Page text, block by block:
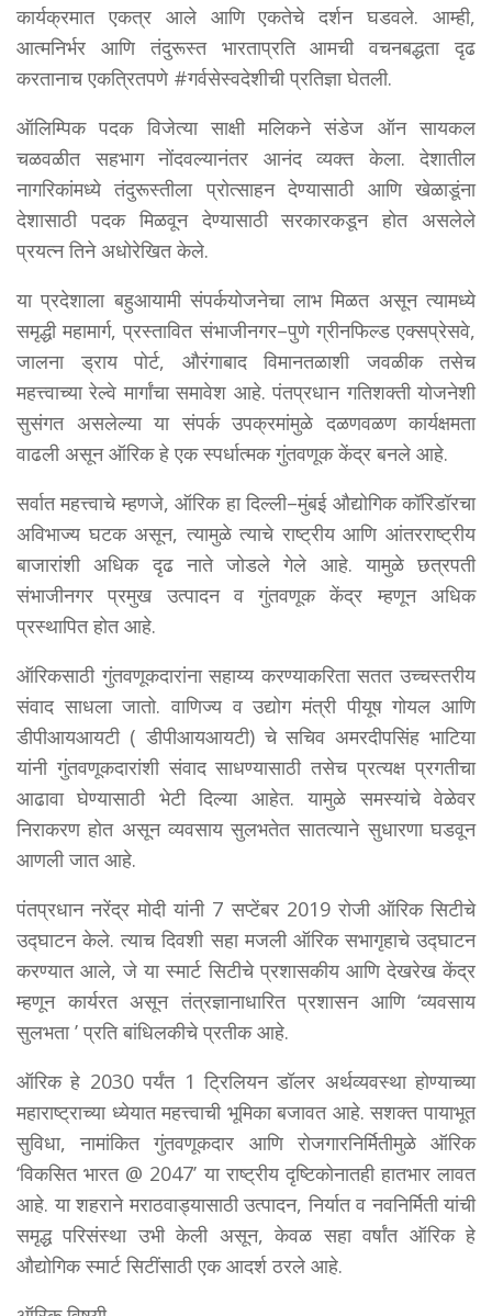
कार्यक्रमात एकत्र आले आणि एकतेचे दर्शन घडवले. आम्ही,
आत्मनिर्भर आणि तंदुरूस्त भारताप्रति आमची वचनबद्धता दृढ
करतानाच एकत्रितपणे #गर्वसेस्वदेशीची प्रतिज्ञा घेतली.
ऑलिम्पिक पदक विजेत्या साक्षी मलिकने संडेज ऑन सायकल
चळवळीत सहभाग नोंदवल्यानंतर आनंद व्यक्त केला. देशातील
नागरिकांमध्ये तंदुरूस्तीला प्रोत्साहन देण्यासाठी आणि खेळाडूंना
देशासाठी पदक मिळवून देण्यासाठी सरकारकडून होत असलेले
प्रयत्न तिने अधोरेखित केले.
या प्रदेशाला बहुआयामी संपर्कयोजनेचा लाभ मिळत असून त्यामध्ये
समृद्धी महामार्ग, प्रस्तावित संभाजीनगर–पुणे ग्रीनफिल्ड एक्सप्रेसवे,
जालना ड्राय पोर्ट, औरंगाबाद विमानतळाशी जवळीक तसेच
महत्त्वाच्या रेल्वे मार्गांचा समावेश आहे. पंतप्रधान गतिशक्ती योजनेशी
सुसंगत असलेल्या या संपर्क उपक्रमांमुळे दळणवळण कार्यक्षमता
वाढली असून ऑरिक हे एक स्पर्धात्मक गुंतवणूक केंद्र बनले आहे.
सर्वात महत्त्वाचे म्हणजे, ऑरिक हा दिल्ली–मुंबई औद्योगिक कॉरिडॉरचा
अविभाज्य घटक असून, त्यामुळे त्याचे राष्ट्रीय आणि आंतरराष्ट्रीय
बाजारांशी अधिक दृढ नाते जोडले गेले आहे. यामुळे छत्रपती
संभाजीनगर प्रमुख उत्पादन व गुंतवणूक केंद्र म्हणून अधिक
प्रस्थापित होत आहे.
ऑरिकसाठी गुंतवणूकदारांना सहाय्य करण्याकरिता सतत उच्चस्तरीय
संवाद साधला जातो. वाणिज्य व उद्योग मंत्री पीयूष गोयल आणि
डीपीआयआयटी ( डीपीआयआयटी) चे सचिव अमरदीपसिंह भाटिया
यांनी गुंतवणूकदारांशी संवाद साधण्यासाठी तसेच प्रत्यक्ष प्रगतीचा
आढावा घेण्यासाठी भेटी दिल्या आहेत. यामुळे समस्यांचे वेळेवर
निराकरण होत असून व्यवसाय सुलभतेत सातत्याने सुधारणा घडवून
आणली जात आहे.
पंतप्रधान नरेंद्र मोदी यांनी 7 सप्टेंबर 2019 रोजी ऑरिक सिटीचे
उद्घाटन केले. त्याच दिवशी सहा मजली ऑरिक सभागृहाचे उद्घाटन
करण्यात आले, जे या स्मार्ट सिटीचे प्रशासकीय आणि देखरेख केंद्र
म्हणून कार्यरत असून तंत्रज्ञानाधारित प्रशासन आणि ‘व्यवसाय
सुलभता ’ प्रति बांधिलकीचे प्रतीक आहे.
ऑरिक हे 2030 पर्यंत 1 ट्रिलियन डॉलर अर्थव्यवस्था होण्याच्या
महाराष्ट्राच्या ध्येयात महत्त्वाची भूमिका बजावत आहे. सशक्त पायाभूत
सुविधा, नामांकित गुंतवणूकदार आणि रोजगारनिर्मितीमुळे ऑरिक
‘विकसित भारत @ 2047’ या राष्ट्रीय दृष्टिकोनातही हातभार लावत
आहे. या शहराने मराठवाड्यासाठी उत्पादन, निर्यात व नवनिर्मिती यांची
समृद्ध परिसंस्था उभी केली असून, केवळ सहा वर्षांत ऑरिक हे
औद्योगिक स्मार्ट सिटींसाठी एक आदर्श ठरले आहे.